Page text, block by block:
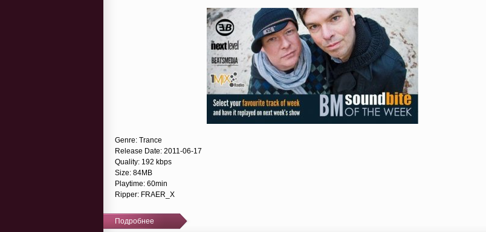
Genre: Trance
Release Date: 2011-06-17
Quality: 192 kbps
Size: 84MB
Playtime: 60min
Ripper: FRAER_X
Подробнее